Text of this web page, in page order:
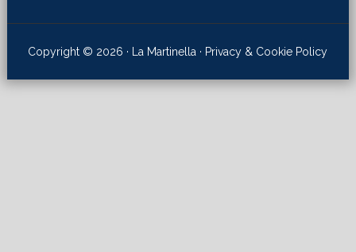
Copyright © 2026 · La Martinella · Privacy & Cookie Policy